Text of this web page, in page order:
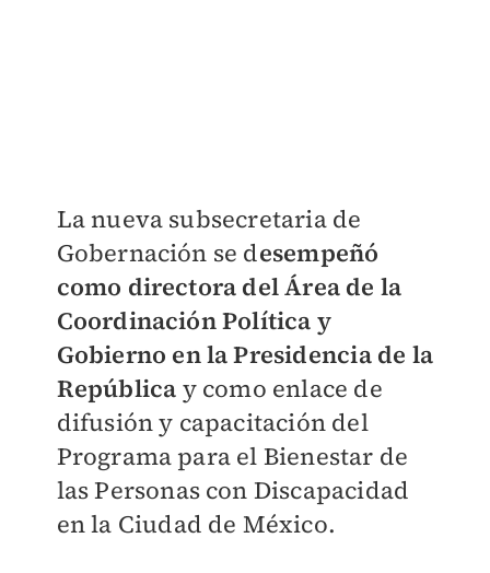
La nueva subsecretaria de
Gobernación se desempeñó
como directora del Área de la
Coordinación Política y
Gobierno en la Presidencia de la
República y como enlace de
difusión y capacitación del
Programa para el Bienestar de
las Personas con Discapacidad
en la Ciudad de México.